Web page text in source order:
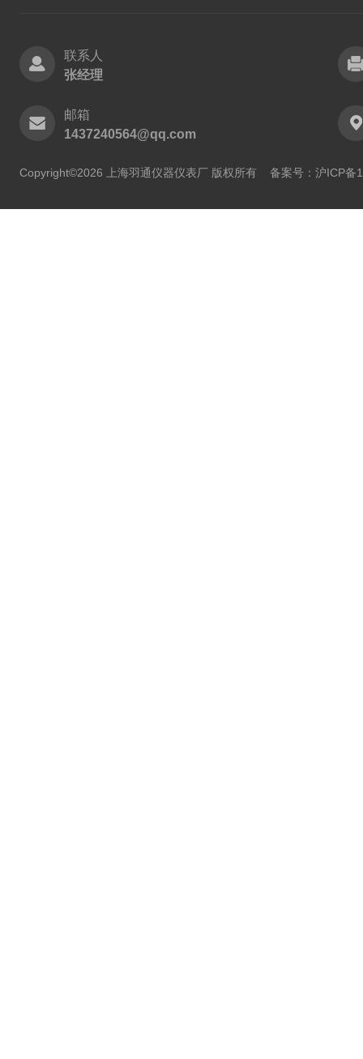
联系人
张经理
邮箱
1437240564@qq.com
Copyright©2026 上海羽通仪器仪表厂 版权所有 备案号：沪ICP备